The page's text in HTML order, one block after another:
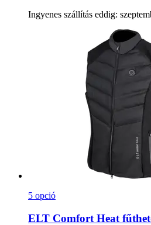
Ingyenes szállítás eddig:
5 opció
ELT Comfort Heat